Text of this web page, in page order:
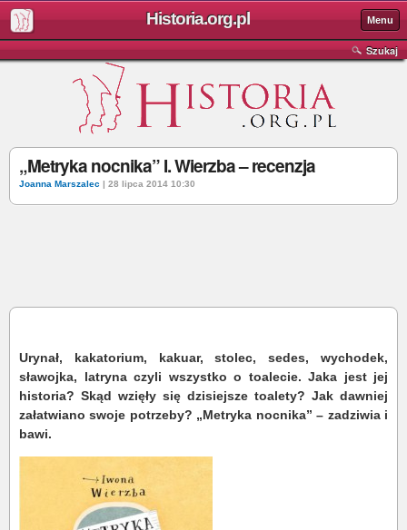
Historia.org.pl Menu
Szukaj
„Metryka nocnika” I. Wierzba – recenzja
Joanna Marszalec | 28 lipca 2014 10:30
Urynał, kakatorium, kakuar, stolec, sedes, wychodek,
sławojka, latryna czyli wszystko o toalecie. Jaka jest jej
historia? Skąd wzięły się dzisiejsze toalety? Jak dawniej
załatwiano swoje potrzeby? „Metryka nocnika” – zadziwia i
bawi.